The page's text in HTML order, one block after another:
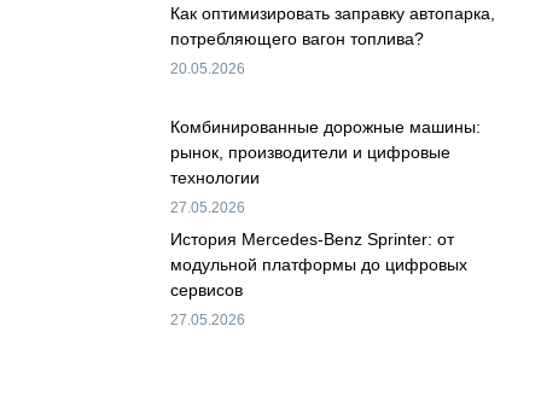
Как оптимизировать заправку автопарка,
потребляющего вагон топлива?
20.05.2026
Комбинированные дорожные машины:
рынок, производители и цифровые
технологии
27.05.2026
История Mercedes-Benz Sprinter: от
модульной платформы до цифровых
сервисов
27.05.2026